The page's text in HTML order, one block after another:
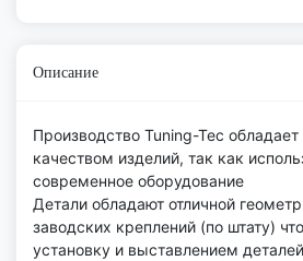
Описание
Производство Tuning-Tec
качеством изделий, так как
современное оборудование
Детали обладают отличной
заводских креплений (по штату)
установку и выставлением